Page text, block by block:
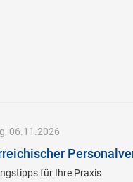
06.11.2026
für Ihre Praxis